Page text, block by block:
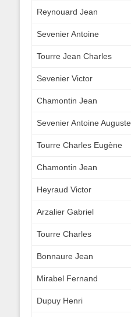
Reynouard Jean
Sevenier Antoine
Tourre Jean Charles
Sevenier Victor
Chamontin Jean
Sevenier Antoine Auguste
Tourre Charles Eugène
Chamontin Jean
Heyraud Victor
Arzalier Gabriel
Tourre Charles
Bonnaure Jean
Mirabel Fernand
Dupuy Henri